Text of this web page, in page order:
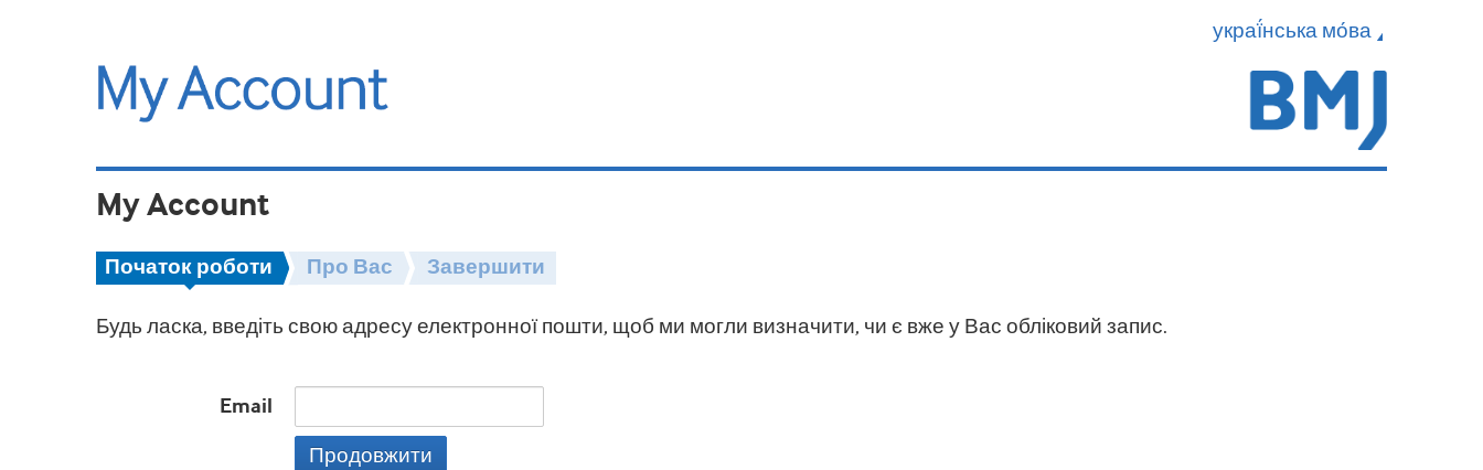
украї́нська мо́ва
My Account
Початок роботи Про Вас Завершити
Будь ласка, введіть свою адресу електронної пошти, щоб ми могли визначити, чи є вже у Вас обліковий запис.
Email
Продовжити